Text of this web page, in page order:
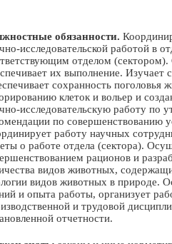
обязанности.
исследовательской работой в
отделом (сектором).
их выполнение.
сохранность поголовья
клеток и вольер и
исследовательскую работу по
по совершенствованию
работу научных
о работе отдела (сектора).
рационов и
видов животных,
видов животных в природе.
и опыта работы, организует
и трудовой
отчетности.